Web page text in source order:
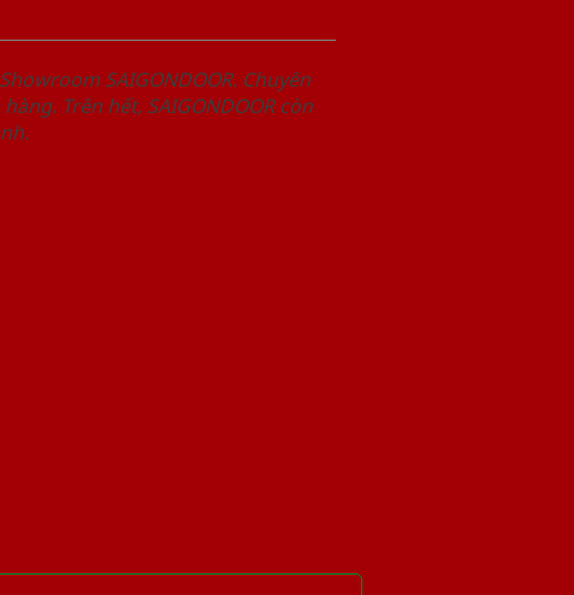
SAIGONDOOR. Chuyên
Trên hết, SAIGONDOOR còn